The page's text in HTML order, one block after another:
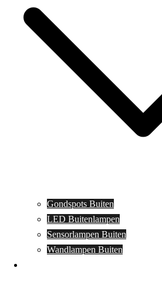
Gondspots Buiten
LED Buitenlampen
Sensorlampen Buiten
Wandlampen Buiten